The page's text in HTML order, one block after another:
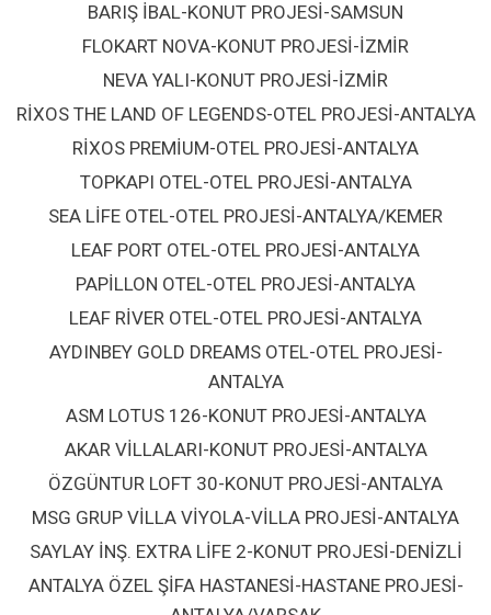
BARIŞ İBAL-KONUT PROJESİ-SAMSUN
FLOKART NOVA-KONUT PROJESİ-İZMİR
NEVA YALI-KONUT PROJESİ-İZMİR
RİXOS THE LAND OF LEGENDS-OTEL PROJESİ-ANTALYA
RİXOS PREMİUM-OTEL PROJESİ-ANTALYA
TOPKAPI OTEL-OTEL PROJESİ-ANTALYA
SEA LİFE OTEL-OTEL PROJESİ-ANTALYA/KEMER
LEAF PORT OTEL-OTEL PROJESİ-ANTALYA
PAPİLLON OTEL-OTEL PROJESİ-ANTALYA
LEAF RİVER OTEL-OTEL PROJESİ-ANTALYA
AYDINBEY GOLD DREAMS OTEL-OTEL PROJESİ-
ANTALYA
ASM LOTUS 126-KONUT PROJESİ-ANTALYA
AKAR VİLLALARI-KONUT PROJESİ-ANTALYA
ÖZGÜNTUR LOFT 30-KONUT PROJESİ-ANTALYA
MSG GRUP VİLLA VİYOLA-VİLLA PROJESİ-ANTALYA
SAYLAY İNŞ. EXTRA LİFE 2-KONUT PROJESİ-DENİZLİ
ANTALYA ÖZEL ŞİFA HASTANESİ-HASTANE PROJESİ-